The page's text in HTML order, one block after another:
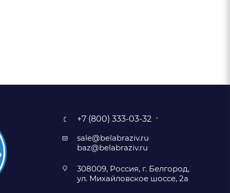
+7 (800) 333-03-32
sale@belabraziv.ru
baz@belabraziv.ru
308009, Россия, г. Белгород,
ул. Михайловское шоссе, 2а